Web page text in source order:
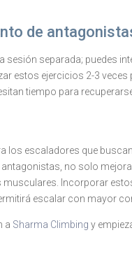
de
sesión separada; puedes
estos ejercicios 2-3
tiempo para
los escaladores que
no solo
Incorporar
escalar con mayor
a Sharma Climbing y